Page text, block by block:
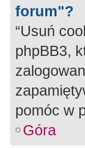
forum"?
“Usuń
phpBB3,
pomóc w
Góra